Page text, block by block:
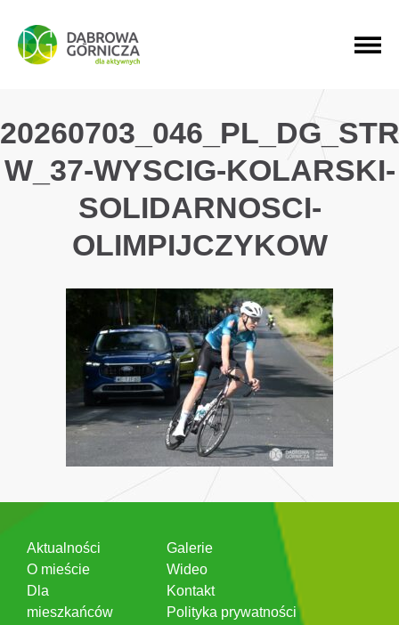
PRZEJDŹ DO MENU GŁÓWNEGO
PRZEJDŹ DO WYSZUKIWARKI
PRZEJDŹ DO TREŚCI
W_37-WYSCIG-KOLARSKI-
SOLIDARNOSCI-
OLIMPIJCZYKOW
Aktualności
O mieście
Dla
mieszkańców
Galerie
Wideo
Kontakt
Polityka prywatności